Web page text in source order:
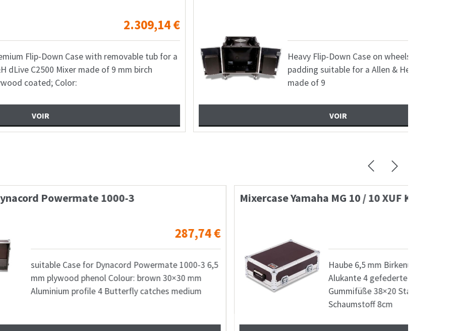
with removable tub for a
made of 9 mm birch
Heavy Flip-Down Case on wheels with foam
padding suitable for a Allen & Heath SQ-7 / SQ-7+
made of 9
3
Powermate 1000-3 6,5
brown 30×30 mm
catches medium
Mixercase Yamaha MG 10 / 10 XUF KK
Haube 6,5 mm Birkenultiplex Phenol 22 x 22mm
Alukante 4 gefederte Butterfly-klein 1 Koffergriff
Gummifüße 38×20 Stahlkugelecken klein